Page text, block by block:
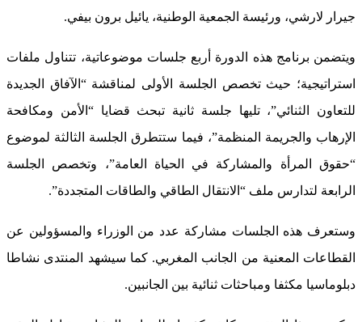
جيرار لارشي، ورئيسة الجمعية الوطنية، يائيل برون بيفي.
ويتضمن برنامج هذه الدورة أربع جلسات موضوعاتية، تتناول ملفات
استراتيجية؛ حيث تخصص الجلسة الأولى لمناقشة “الآفاق الجديدة
للتعاون الثنائي”، تليها جلسة ثانية تبحث قضايا “الأمن ومكافحة
الإرهاب والجريمة المنظمة”، فيما ستتطرق الجلسة الثالثة لموضوع
“حقوق المرأة والمشاركة في الحياة العامة”، وتخصص الجلسة
الرابعة لتدارس ملف “الانتقال الطاقي والطاقات المتجددة”.
وستعرف هذه الجلسات مشاركة عدد من الوزراء والمسؤولين عن
القطاعات المعنية من الجانب المغربي. كما سيشهد المنتدى نشاطا
دبلوماسيا مكثفا ومباحثات ثنائية بين الجانبين.